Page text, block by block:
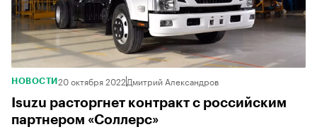
НОВОСТИ 20 октября 2022Дмитрий Александров
Isuzu расторгнет контракт с российским
партнером «Соллерс»